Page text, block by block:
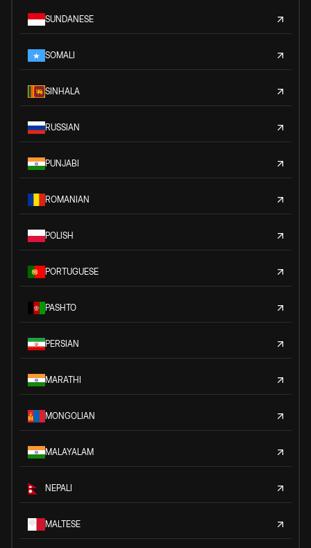
SUNDANESE
SOMALI
SINHALA
RUSSIAN
PUNJABI
ROMANIAN
POLISH
PORTUGUESE
PASHTO
PERSIAN
MARATHI
MONGOLIAN
MALAYALAM
NEPALI
MALTESE